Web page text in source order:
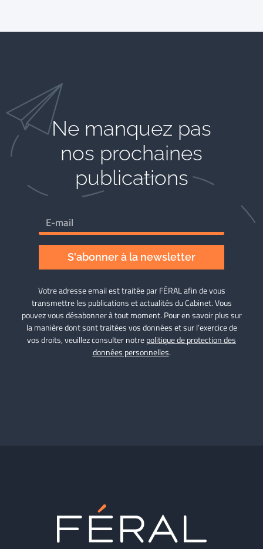
Ne manquez pas
nos prochaines
publications
S'abonner à la newsletter
Votre adresse email est traitée par FÉRAL afin de vous
transmettre les publications et actualités du Cabinet. Vous
pouvez vous désabonner à tout moment. Pour en savoir plus sur
la manière dont sont traitées vos données et sur l’exercice de
vos droits, veuillez consulter notrepolitique de protection des
données personnelles.